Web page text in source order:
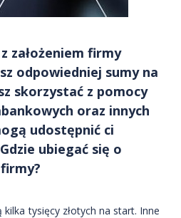
założeniem firmy
odpowiedniej sumy na
skorzystać z pomocy
oraz innych
udostępnić ci
ubiegać się o
tysięcy złotych na start. Inne